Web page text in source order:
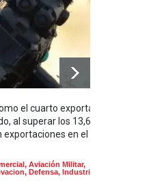
el cuarto exportador
al superar los 13,600
en el
, Aviación Militar,
, Defensa, Industria